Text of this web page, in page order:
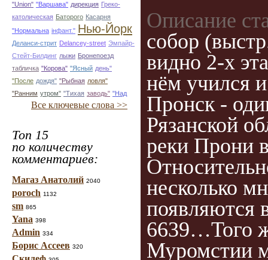
"Union" "Варшава" дирекция Греко-
католическая Баторого Касарня
"Нормальна інфант." Нью-Йорк
Деланси-стрит Delancey-street Эмпайр-
Стейт-Билдинг лыжи Бронепоезд
табличка "Корова" "Ясный день"
"После дождя" "Рыбная ловля"
"Ранним утром" "Тихая заводь" "Над
Все ключевые слова >>
Топ 15
по количеству
комментариев:
Магаз Анатолий 2040
poroch 1132
sm 865
Yana 398
Admin 334
Борис Ассеев 320
Описание
собор
видно 2-х
нём учился
Пронск -
Рязанской
реки Прони
несколько
появляются
6639…Того
Муромстии